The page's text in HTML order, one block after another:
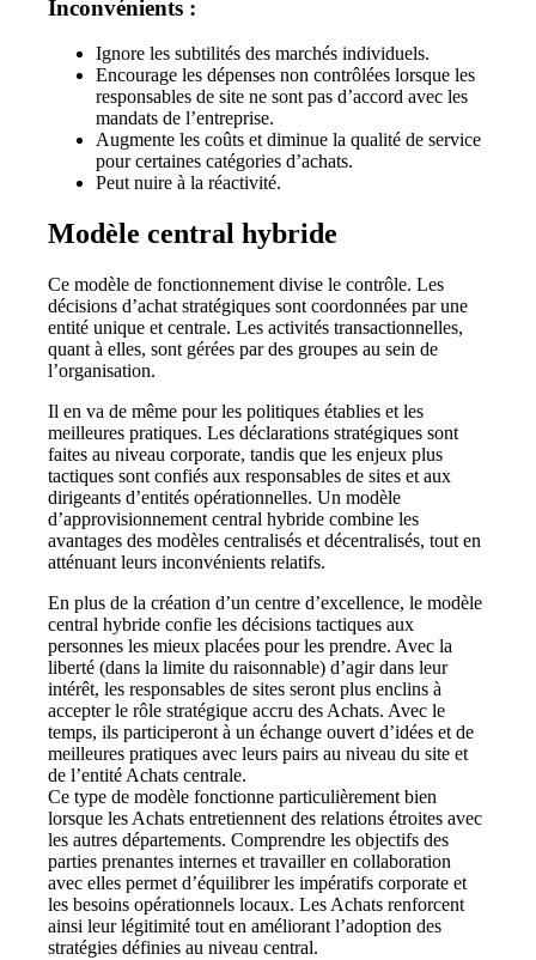
Inconvénients :
Ignore les subtilités des marchés individuels.
Encourage les dépenses non contrôlées lorsque les
responsables de site ne sont pas d’accord avec les
mandats de l’entreprise.
Augmente les coûts et diminue la qualité de service
pour certaines catégories d’achats.
Peut nuire à la réactivité.
Modèle central hybride
Ce modèle de fonctionnement divise le contrôle. Les
décisions d’achat stratégiques sont coordonnées par une
entité unique et centrale. Les activités transactionnelles,
quant à elles, sont gérées par des groupes au sein de
l’organisation.
Il en va de même pour les politiques établies et les
meilleures pratiques. Les déclarations stratégiques sont
faites au niveau corporate, tandis que les enjeux plus
tactiques sont confiés aux responsables de sites et aux
dirigeants d’entités opérationnelles. Un modèle
d’approvisionnement central hybride combine les
avantages des modèles centralisés et décentralisés, tout en
atténuant leurs inconvénients relatifs.
En plus de la création d’un centre d’excellence, le modèle
central hybride confie les décisions tactiques aux
personnes les mieux placées pour les prendre. Avec la
liberté (dans la limite du raisonnable) d’agir dans leur
intérêt, les responsables de sites seront plus enclins à
accepter le rôle stratégique accru des Achats. Avec le
temps, ils participeront à un échange ouvert d’idées et de
meilleures pratiques avec leurs pairs au niveau du site et
de l’entité Achats centrale.
Ce type de modèle fonctionne particulièrement bien
lorsque les Achats entretiennent des relations étroites avec
les autres départements. Comprendre les objectifs des
parties prenantes internes et travailler en collaboration
avec elles permet d’équilibrer les impératifs corporate et
les besoins opérationnels locaux. Les Achats renforcent
ainsi leur légitimité tout en améliorant l’adoption des
stratégies définies au niveau central.